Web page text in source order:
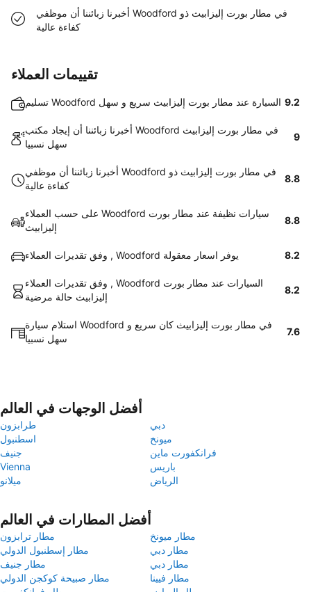
أخبرنا زبائننا أن موظفي Woodford في مطار بورت إليزابيث ذو
كفاءة عالية
تقييمات العملاء
تسليم Woodford السيارة عند مطار بورت إليزابيث سريع و سهل 9.2
أخبرنا زبائننا أن إيجاد مكتب Woodford في مطار بورت إليزابيث
سهل نسبيا
9
أخبرنا زبائننا أن موظفي Woodford في مطار بورت إليزابيث ذو
كفاءة عالية
8.8
على حسب العملاء Woodford سيارات نظيفة عند مطار بورت
إليزابيث
8.8
وفق تقديرات العملاء , Woodford يوفر اسعار معقولة 8.2
وفق تقديرات العملاء , Woodford السيارات عند مطار بورت
إليزابيث حالة مرضية
8.2
استلام سيارة Woodford في مطار بورت إليزابيث كان سريع و
سهل نسبيا
7.6
أفضل الوجهات في العالم
طرابزون
دبي
اسطنبول
ميونخ
جنيف
فرانكفورت ماين
Vienna
باريس
ميلانو
الرياض
أفضل المطارات في العالم
مطار ترابزون
مطار ميونخ
مطار إسطنبول الدولي
مطار دبي
مطار جنيف
مطار دبي
مطار صبيحة كوكجن الدولي
مطار فيينا